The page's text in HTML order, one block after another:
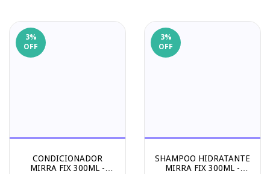
3%
OFF
CONDICIONADOR
MIRRA FIX 300ML -
3%
OFF
SHAMPOO HIDRATANTE
MIRRA FIX 300ML -